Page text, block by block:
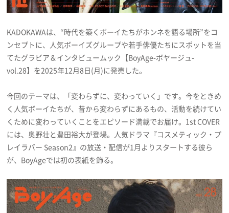
免責事項
プライバシーポリシー
利用規約
KADOKAWAは、“時代を築くボーイたちがホンネを語る場所”をコ
ンセプトに、人気ボーイズグループや若手俳優たちにスポットを当
てたグラビア＆インタビュームック【BoyAge-ボヤージュ-
vol.28】を2025年12月8日(月)に発売した。
今回のテーマは、「変わらずに、変わっていく」です。今をときめ
く人気ボーイたちが、昔から変わらずにあるもの、活動を続けてい
くために変わっていくことをエピソード満載でお届け。1st COVER
には、奥野壮と豊田裕大が登場。人気ドラマ『コスメティック・プ
レイラバー Season2』の放送・配信が1月よりスタートする彼ら
が、BoyAgeでは初の表紙を飾る。